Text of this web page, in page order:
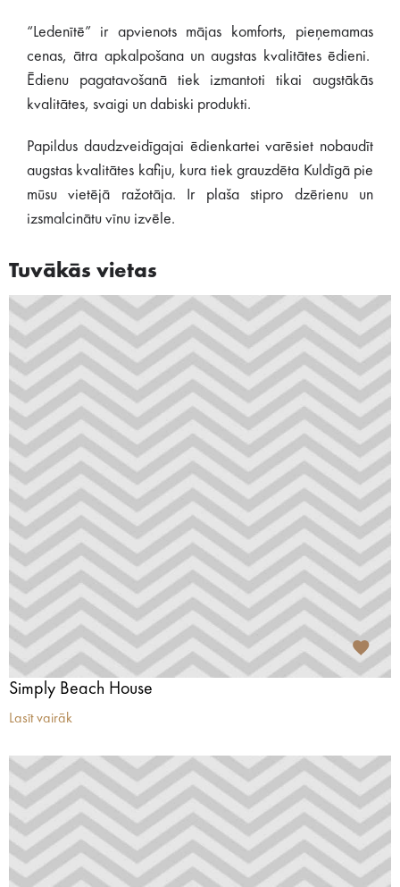
“Ledenītē” ir apvienots mājas komforts, pieņemamas
cenas, ātra apkalpošana un augstas kvalitātes ēdieni.
Ēdienu pagatavošanā tiek izmantoti tikai augstākās
kvalitātes, svaigi un dabiski produkti.
Papildus daudzveidīgajai ēdienkartei varēsiet nobaudīt
augstas kvalitātes kafiju, kura tiek grauzdēta Kuldīgā pie
mūsu vietējā ražotāja. Ir plaša stipro dzērienu un
izsmalcinātu vīnu izvēle.
Tuvākās vietas
Simply Beach House
Lasīt vairāk